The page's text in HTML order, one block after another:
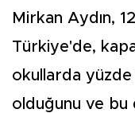
Mirkan Aydın,
Türkiye'de,
okullarda
olduğunu ve bu